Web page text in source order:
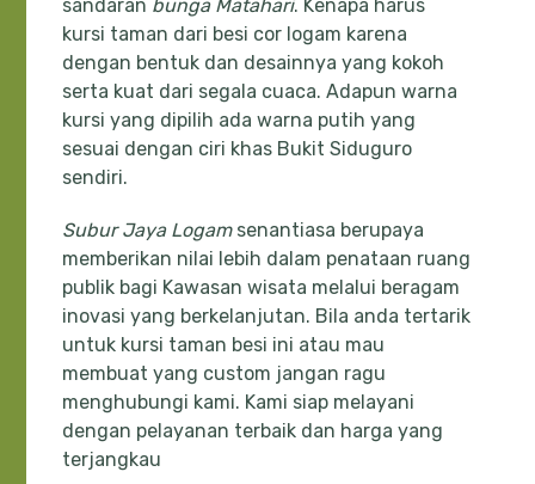
sandaran bunga Matahari. Kenapa harus
kursi taman dari besi cor logam karena
dengan bentuk dan desainnya yang kokoh
serta kuat dari segala cuaca. Adapun warna
kursi yang dipilih ada warna putih yang
sesuai dengan ciri khas Bukit Siduguro
sendiri.
Subur Jaya Logamsenantiasa berupaya
memberikan nilai lebih dalam penataan ruang
publik bagi Kawasan wisata melalui beragam
inovasi yang berkelanjutan. Bila anda tertarik
untuk kursi taman besi ini atau mau
membuat yang custom jangan ragu
menghubungi kami. Kami siap melayani
dengan pelayanan terbaik dan harga yang
terjangkau